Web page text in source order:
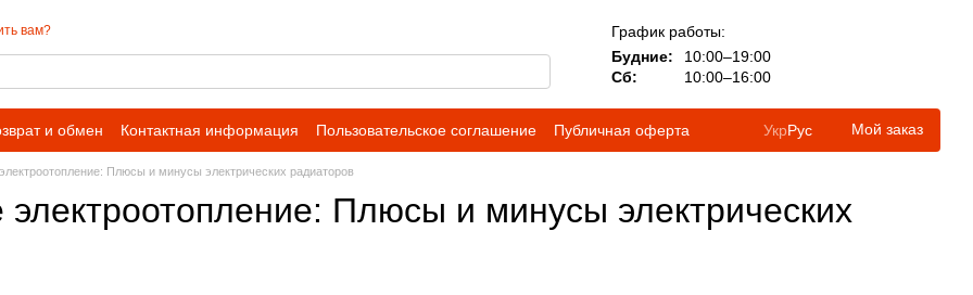
вам?
График работы:
Будние:
10:00–19:00
Сб:
10:00–16:00
и обмен Контактная информация Пользовательское соглашение Публичная оферта УкрРус Мой заказ
Плюсы и минусы электрических радиаторов
Плюсы и минусы электрических